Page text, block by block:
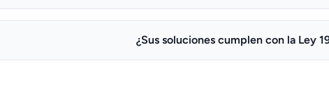
¿Sus soluciones cumplen con la Ley